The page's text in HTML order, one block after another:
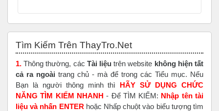
Tìm Kiếm Trên ThayTro.Net
1. Thông thường, các Tài liệu trên website không hiện tất
cả ra ngoài trang chủ - mà để trong các Tiểu mục. Nếu
Bạn là người thông minh thì HÃY SỬ DỤNG CHỨC
NĂNG TÌM KIẾM NHANH - Để TÌM KIẾM: Nhập tên tài
liệu và nhấn ENTER hoặc Nhấp chuột vào biểu tượng tìm